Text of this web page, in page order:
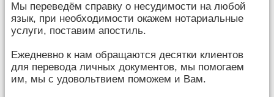
Мы переведём справку о несудимости на любой
язык, при необходимости окажем нотариальные
услуги, поставим апостиль.
Ежедневно к нам обращаются десятки клиентов
для перевода личных документов, мы помогаем
им, мы с удовольтвием поможем и Вам.